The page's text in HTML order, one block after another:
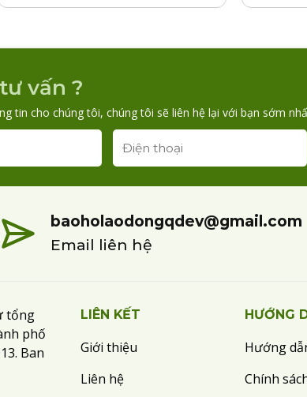
vấn ?
tin cho chúng tôi, chúng tôi sẽ liên hệ lại với bạn sớm
baoholaodongqdev@gmail.com
Email liên hệ
tổng
phố
Ban
LIÊN KẾT
Giới thiệu
Liên hệ
HƯỚNG
Hướng
Chính